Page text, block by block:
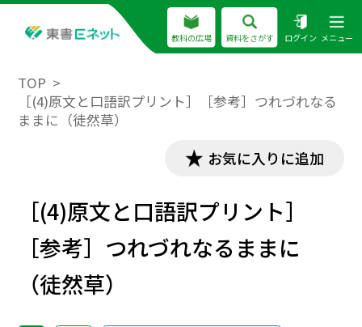
教科の広場 資料をさがす ログイン メニュー
TOP
［(4)原文と口語訳プリント］［参考］つれづれなる
ままに（徒然草）
お気に入りに追加
［(4)原文と口語訳プリント］
［参考］つれづれなるままに
（徒然草）